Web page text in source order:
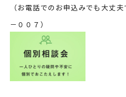
（お電話でのお申込みでも大丈
－００７）